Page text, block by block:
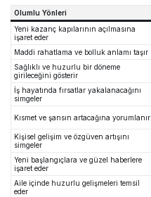
Olumlu Yönleri
Yeni kazanç kapılarının açılmasına
işaret eder
Maddi rahatlama ve bolluk anlamı taşır
Sağlıklı ve huzurlu bir döneme
girileceğini gösterir
İş hayatında fırsatlar yakalanacağını
simgeler
Kısmet ve şansın artacağına yorumlanır
Kişisel gelişim ve özgüven artışını
simgeler
Yeni başlangıçlara ve güzel haberlere
işaret eder
Aile içinde huzurlu gelişmeleri temsil
eder